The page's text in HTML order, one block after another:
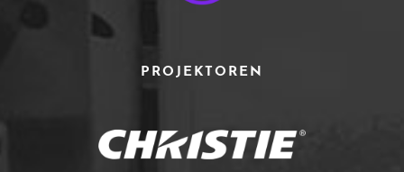
PROJEKTOREN